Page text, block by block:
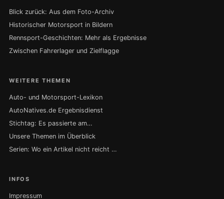
Blick zurück: Aus dem Foto-Archiv
Historischer Motorsport in Bildern
Rennsport-Geschichten: Mehr als Ergebnisse
Zwischen Fahrerlager und Zielflagge
WEITERE THEMEN
Auto- und Motorsport-Lexikon
AutoNatives.de Ergebnisdienst
Stichtag: Es passierte am…
Unsere Themen im Überblick
Serien: Wo ein Artikel nicht reicht …
INFOS
Impressum